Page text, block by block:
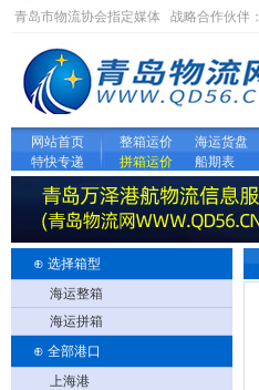
青岛市物流协会指定媒体 战略合作伙伴：
网站首页 整箱运价 海运货盘
特快专递
拼箱运价 船期表
⊕ 选择箱型
海运整箱
海运拼箱
⊕ 全部港口
上海港